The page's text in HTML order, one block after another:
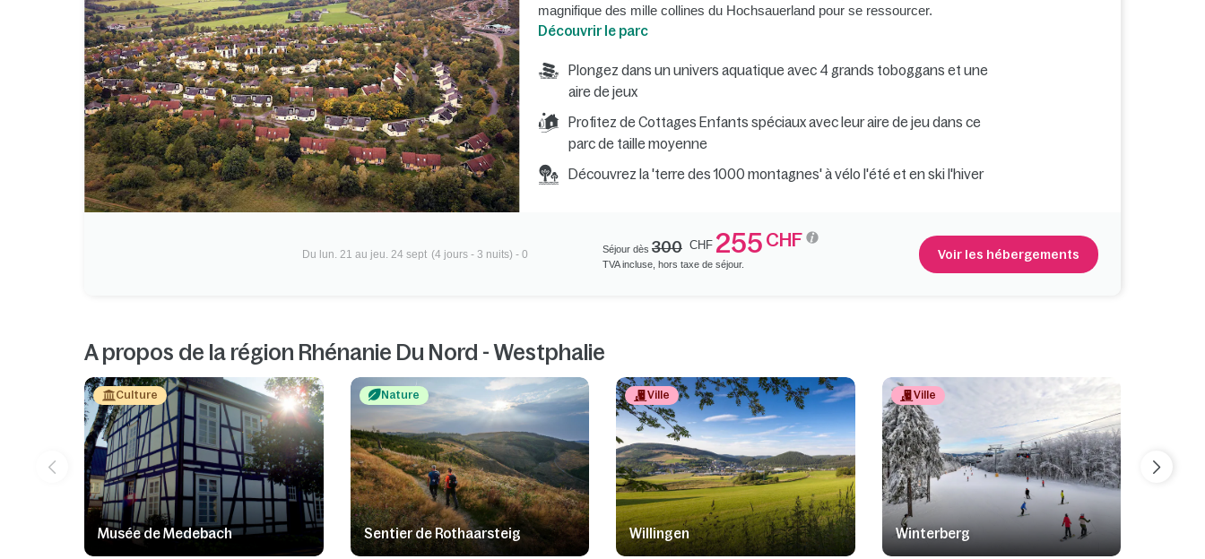
magnifique des mille collines du Hochsauerland pour se ressourcer.
Découvrir le parc
Plongez dans un univers aquatique avec 4 grands toboggans et une
aire de jeux
Profitez de Cottages Enfants spéciaux avec leur aire de jeu dans ce
parc de taille moyenne
Découvrez la 'terre des 1000 montagnes' à vélo l'été et en ski l'hiver
Du lun. 21 au jeu. 24 sept (4 jours - 3 nuits) - 0 Séjour dès 300 CHF 255 CHF
TVA incluse, hors taxe de séjour.
Voir les hébergements
A propos de la région Rhénanie Du Nord - Westphalie
Culture
Musée de Medebach
Nature
Sentier de Rothaarsteig
Ville
Willingen
Ville
Winterberg